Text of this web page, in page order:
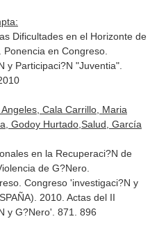
Dificultades en el Horizonte de
en Congreso.
y Participaci?N "Juventia".
Cala Carrillo, Maria
Godoy Hurtado,Salud, García
en la Recuperaci?N de
de G?Nero.
Congreso 'investigaci?N y
2010. Actas del II
y G?Nero'. 871. 896